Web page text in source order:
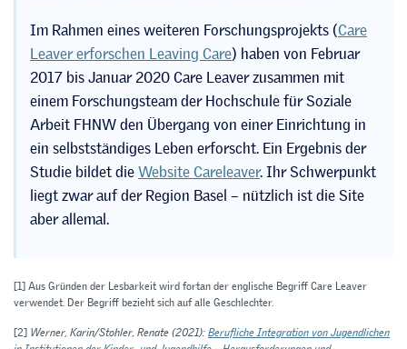
Im Rahmen eines weiteren Forschungsprojekts (Care
Leaver erforschen Leaving Care) haben von Februar
2017 bis Januar 2020 Care Leaver zusammen mit
einem Forschungsteam der Hochschule für Soziale
Arbeit FHNW den Übergang von einer Einrichtung in
ein selbstständiges Leben erforscht. Ein Ergebnis der
Studie bildet dieWebsite Careleaver. Ihr Schwerpunkt
liegt zwar auf der Region Basel – nützlich ist die Site
aber allemal.
[1]Aus Gründen der Lesbarkeit wird fortan der englische Begriff Care Leaver
verwendet. Der Begriff bezieht sich auf alle Geschlechter.
[2] Werner, Karin/Stohler, Renate (2021):Berufliche Integration von Jugendlichen